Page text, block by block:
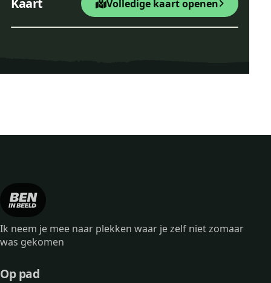
Volledige kaart openen
−
Ik neem je mee naar plekken waar je zelf niet zomaar
was gekomen
Op pad